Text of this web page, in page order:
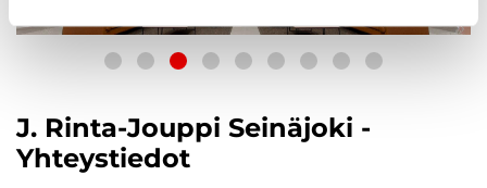
J. Rinta-Jouppi Seinäjoki -
Yhteystiedot